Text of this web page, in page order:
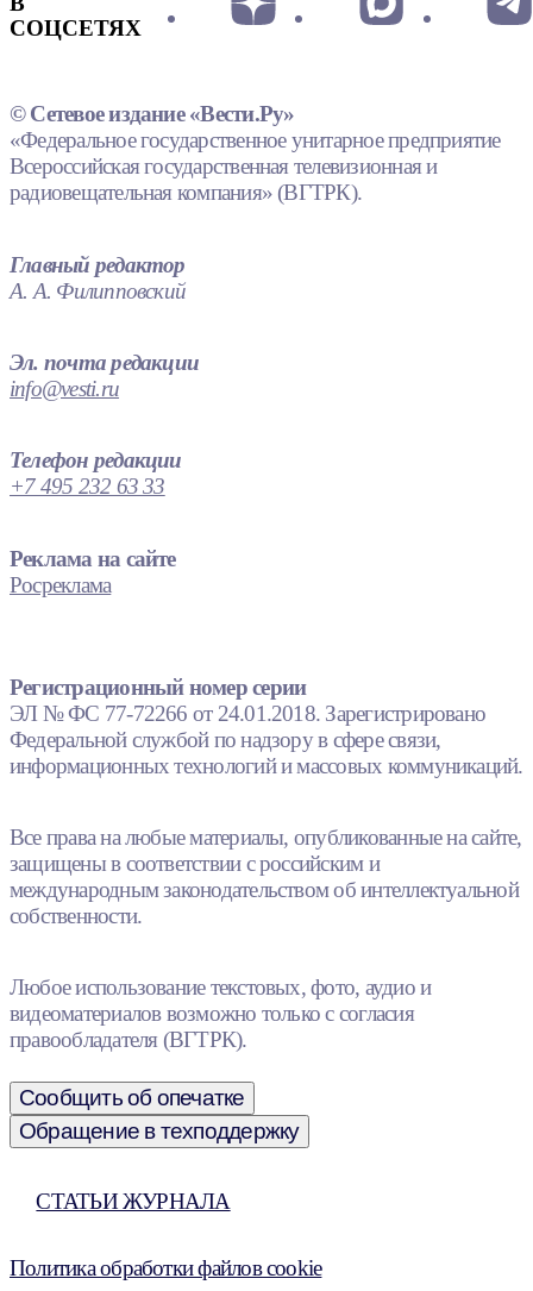
СОЦСЕТЯХ
© Сетевое издание «Вести.Ру»
«Федеральное государственное унитарное предприятие
Всероссийская государственная телевизионная и
радиовещательная компания» (ВГТРК).
Главный редактор
А. А. Филипповский
Эл. почта редакции
info@vesti.ru
Телефон редакции
+7 495 232 63 33
Реклама на сайте
Росреклама
Регистрационный номер серии
ЭЛ № ФС 77-72266 от 24.01.2018. Зарегистрировано
Федеральной службой по надзору в сфере связи,
информационных технологий и массовых коммуникаций.
Все права на любые материалы, опубликованные на сайте,
защищены в соответствии с российским и
международным законодательством об интеллектуальной
собственности.
Любое использование текстовых, фото, аудио и
видеоматериалов возможно только с согласия
правообладателя (ВГТРК).
Сообщить об опечатке
Обращение в техподдержку
СТАТЬИ ЖУРНАЛА
Политика обработки файлов cookie